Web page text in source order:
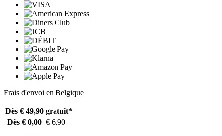
Frais d'envoi en Belgique
Dès € 49,90 gratuit*
Dès € 0,00 € 6,90